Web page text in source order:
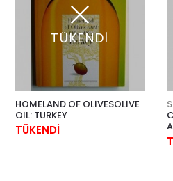
TÜKENDİ
HOMELAND OF OLİVESOLİVE
OİL: TURKEY
TÜKENDİ